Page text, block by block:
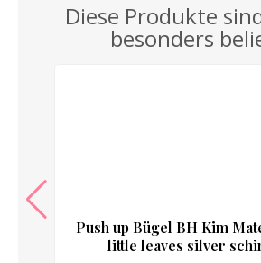
Diese Produkte
besonders
Push up Bügel BH Kim
little leaves silver